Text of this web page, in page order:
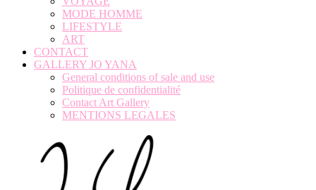
MODE HOMME
LIFESTYLE
ART
CONTACT
GALLERY JO YANA
General conditions of sale and use
Politique de confidentialité
Contact Art Gallery
MENTIONS LEGALES